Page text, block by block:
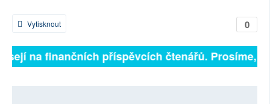
0
Vytisknout
na finančních příspěvcích čtenářů. Prosíme,